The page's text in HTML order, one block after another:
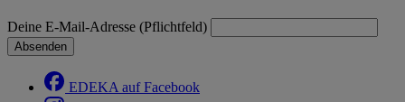
Deine E-Mail-Adresse (Pflichtfeld)
Absenden
EDEKA auf Facebook